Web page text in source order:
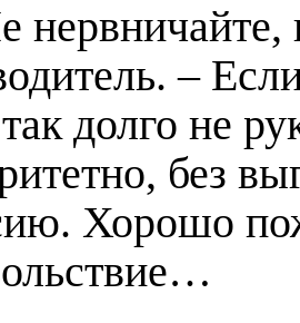
нервничайте,
–
долго не
без
Хорошо